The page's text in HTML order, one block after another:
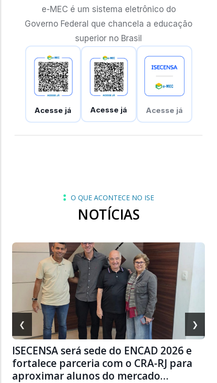
e-MEC é um sistema eletrônico do
Governo Federal que chancela a educação
superior no Brasil
Acesse já Acesse já Acesse já
O QUE ACONTECE NO ISE
NOTÍCIAS
❮
ISECENSA será sede do ENCAD 2026 e
fortalece parceria com o CRA-RJ para
aproximar alunos do mercado…
❯